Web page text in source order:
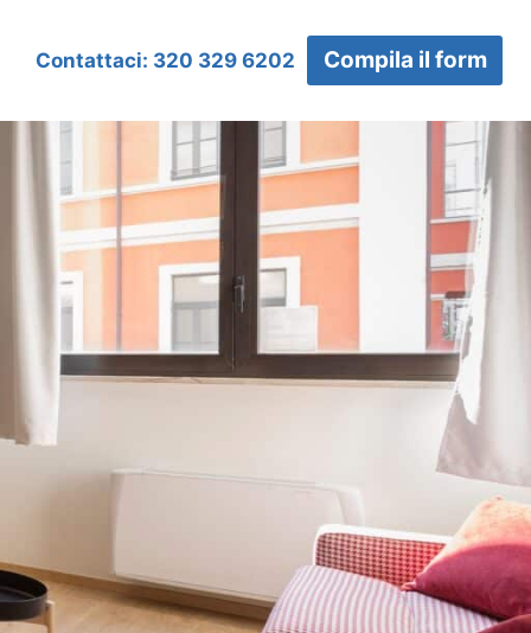
Contattaci: 320 329 6202 Compila il form